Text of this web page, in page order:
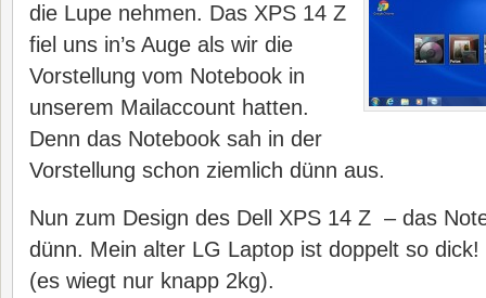
die Lupe nehmen. Das XPS 14 Z
fiel uns in’s Auge als wir die
Vorstellung vom Notebook in
unserem Mailaccount hatten.
Denn das Notebook sah in der
Vorstellung schon ziemlich dünn aus.
Nun zum Design des Dell XPS 14 Z – das
dünn. Mein alter LG Laptop ist doppelt so
(es wiegt nur knapp 2kg).